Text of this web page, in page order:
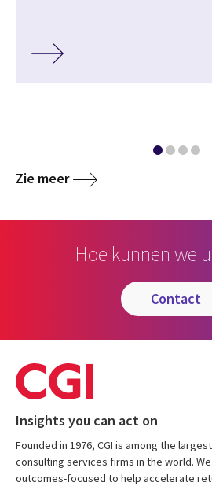
Zie meer
Hoe kunnen we
contact
Insights you can act on
Founded in 1976, CGI is among the
consulting services firms in the world.
outcomes-focused to help accelerate